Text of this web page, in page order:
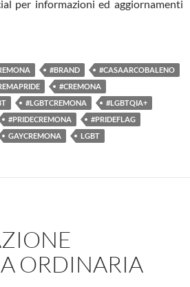
per informazioni ed aggiornamenti
#BRAND
#CASAARCOBALENO
#CREMONA
#LGBTCREMONA
#LGBTQIA+
#PRIDECREMONA
#PRIDEFLAG
GAYCREMONA LGBT
ORDINARIA